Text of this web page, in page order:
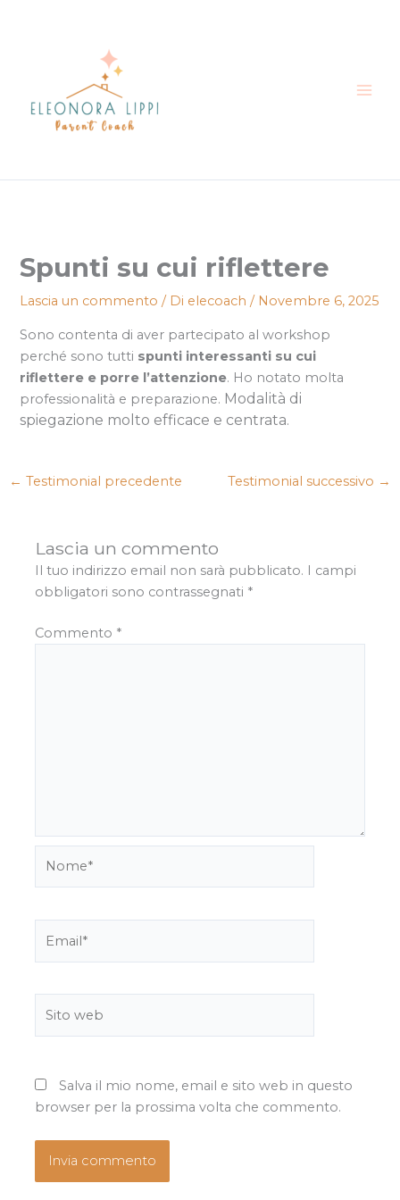
Spunti su cui riflettere
Lascia un commento / Di elecoach/ Novembre 6, 2025
Sono contenta di aver partecipato al workshop
perché sono tutti spunti interessanti su cui
riflettere e porre l’attenzione. Ho notato molta
professionalità e preparazione. Modalità di
spiegazione molto efficace e centrata.
← Testimonial precedente Testimonial successivo →
Lascia un commento
Il tuo indirizzo email non sarà pubblicato. I campi
obbligatori sono contrassegnati *
Commento *
Salva il mio nome, email e sito web in questo
browser per la prossima volta che commento.